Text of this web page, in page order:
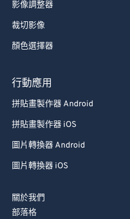
影像調整器
裁切影像
顏色選擇器
行動應用
拼貼畫製作器 Android
拼貼畫製作器 iOS
圖片轉換器 Android
圖片轉換器 iOS
關於我們
部落格